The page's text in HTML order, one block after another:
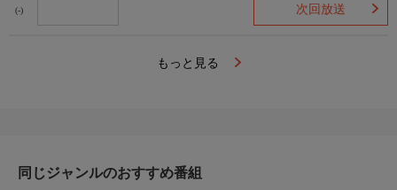
(-) 次回放送
もっと見る
同じジャンルのおすすめ番組